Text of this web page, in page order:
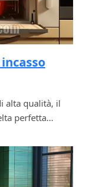
alta qualità, il
perfetta…